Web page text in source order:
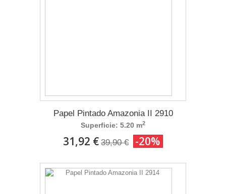
Papel Pintado Amazonia II 2910
Superficie: 5.20 m2
31,92 € 39,90 € -20%